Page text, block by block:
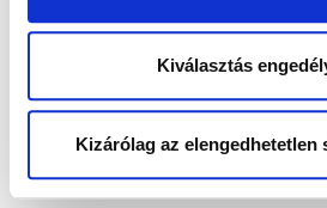
Kiválasztás
Kizárólag az elengedhetetlen